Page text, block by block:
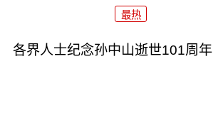
最热
各界人士纪念孙中山逝世101周年